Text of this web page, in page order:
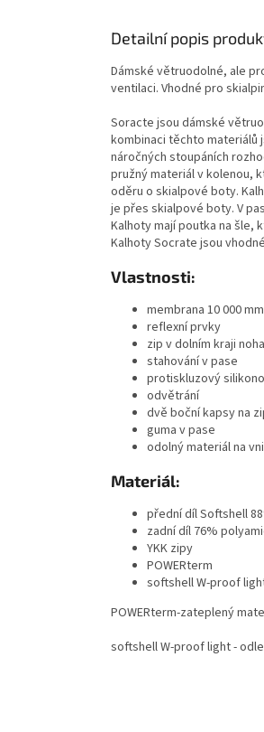
Detailní popis
Dámské větruodolné, ale
ventilaci. Vhodné pro
Soracte jsou dámské
kombinaci těchto materiálů
náročných stoupáních
pružný materiál v kolenou,
oděru o skialpové boty.
je přes skialpové boty. V
Kalhoty mají poutka na šle,
Kalhoty Socrate jsou
Vlastnosti:
membrana 10 000
reflexní prvky
zip v dolním kraji
stahování v pase
protiskluzový
odvětrání
dvě boční kapsy na
guma v pase
odolný materiál na
Materiál:
přední díl Softshell
zadní díl 76%
YKK zipy
POWERterm
softshell W-proof
POWERterm-zateplený
softshell W-proof light -